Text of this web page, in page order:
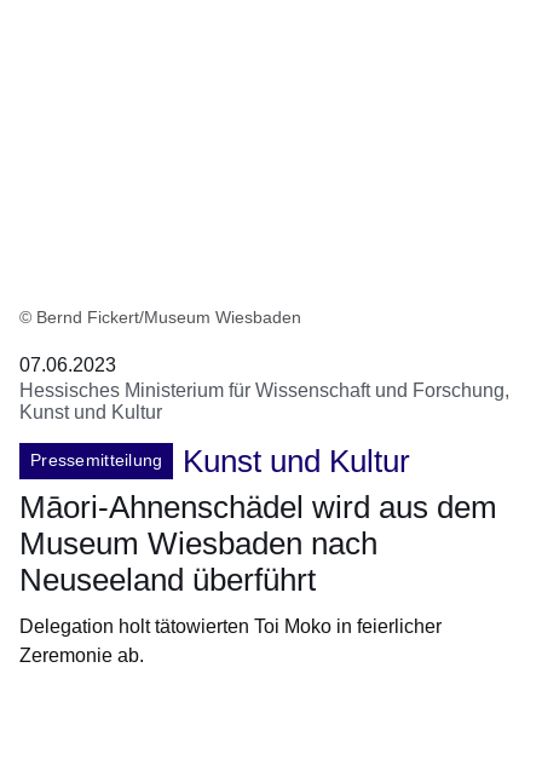
© Bernd Fickert/Museum Wiesbaden
07.06.2023
Hessisches Ministerium für Wissenschaft und Forschung,
Kunst und Kultur
Pressemitteilung
Kunst und Kultur
Māori-Ahnenschädel wird aus dem
Museum Wiesbaden nach
Neuseeland überführt
Delegation holt tätowierten Toi Moko in feierlicher
Zeremonie ab.